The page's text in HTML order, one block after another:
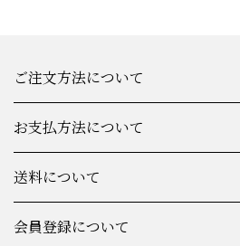
ご注文方法について
お支払方法について
送料について
会員登録について